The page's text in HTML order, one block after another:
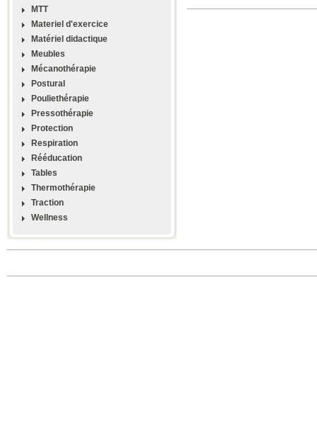
MTT
Materiel d'exercice
Matériel didactique
Meubles
Mécanothérapie
Postural
Pouliethérapie
Pressothérapie
Protection
Respiration
Rééducation
Tables
Thermothérapie
Traction
Wellness